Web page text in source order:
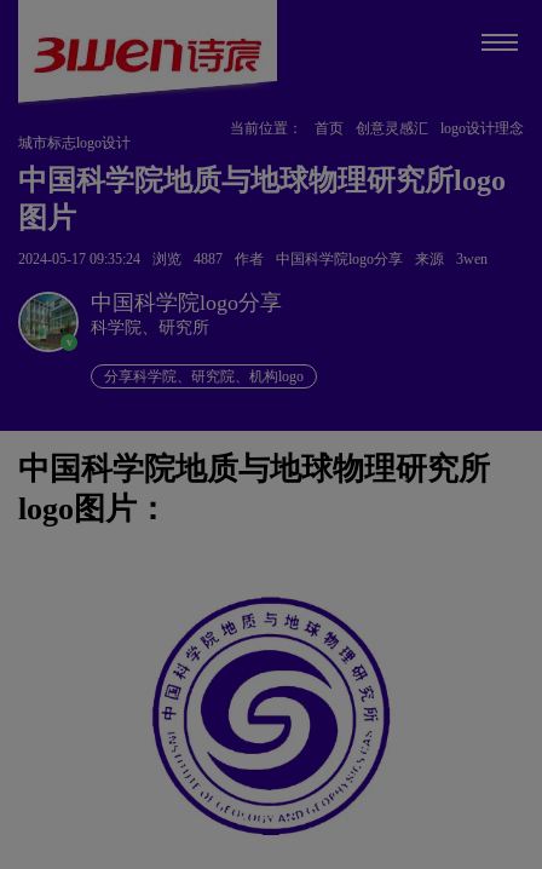
当前位置： 首页 创意灵感汇
logo设计理念
城市标志logo设计
中国科学院地质与地球物理研究所logo
图片
2024-05-17 09:35:24 浏览 4887 作者 中国科学院logo分享 来源 3wen
v
中国科学院logo分享
科学院、研究所
分享科学院、研究院、机构logo
中国科学院地质与地球物理研究所
logo图片：